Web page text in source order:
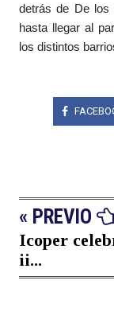
detrás de De los
hasta llegar al
los distintos
« PREVIO
Icoper
ii...